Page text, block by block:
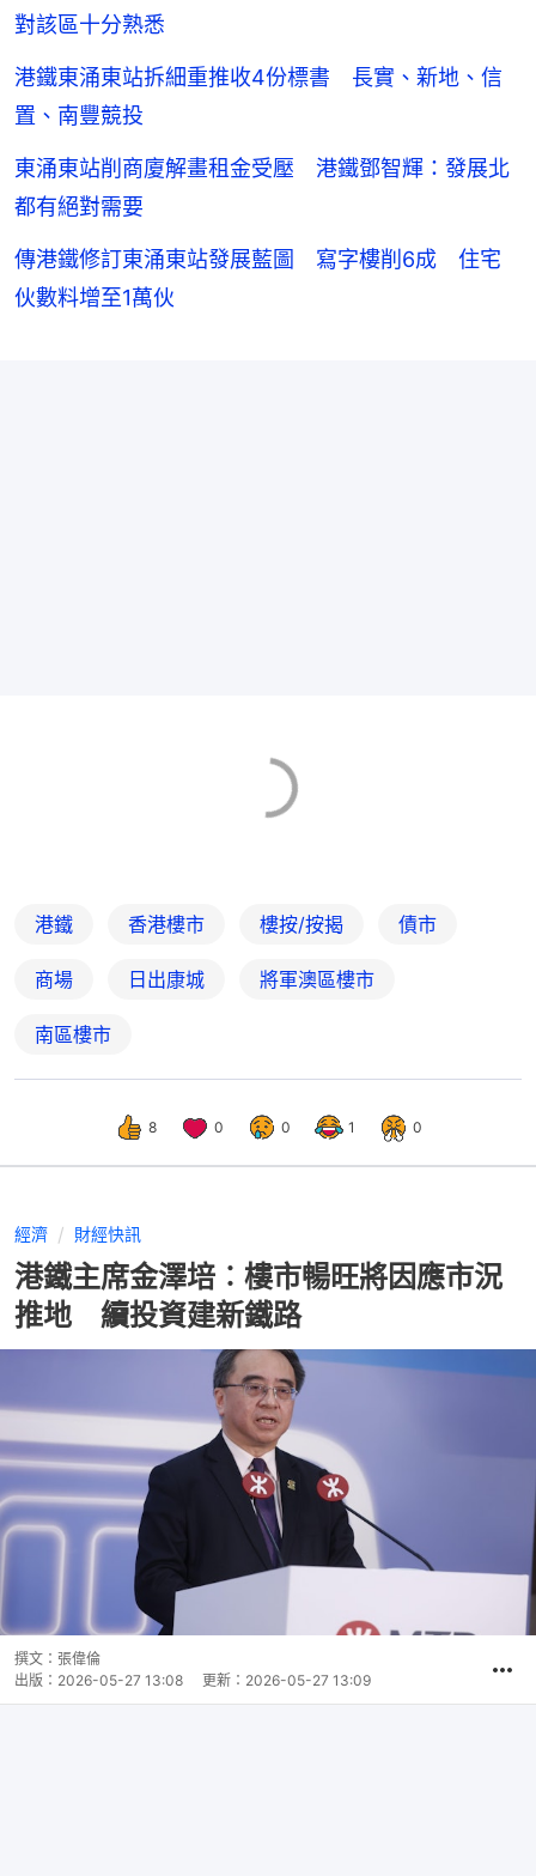
對該區十分熟悉
港鐵東涌東站拆細重推收4份標書 長實、新地、信
置、南豐競投
東涌東站削商廈解畫租金受壓 港鐵鄧智輝：發展北
都有絕對需要
傳港鐵修訂東涌東站發展藍圖 寫字樓削6成 住宅
伙數料增至1萬伙
港鐵 香港樓市 樓按/按揭 債市
商場 日出康城 將軍澳區樓市
南區樓市
8 0 0 1 0
經濟 財經快訊
港鐵主席金澤培︰樓市暢旺將因應市況
推地 續投資建新鐵路
撰文： 張偉倫
出版： 2026-05-27 13:08 更新： 2026-05-27 13:09